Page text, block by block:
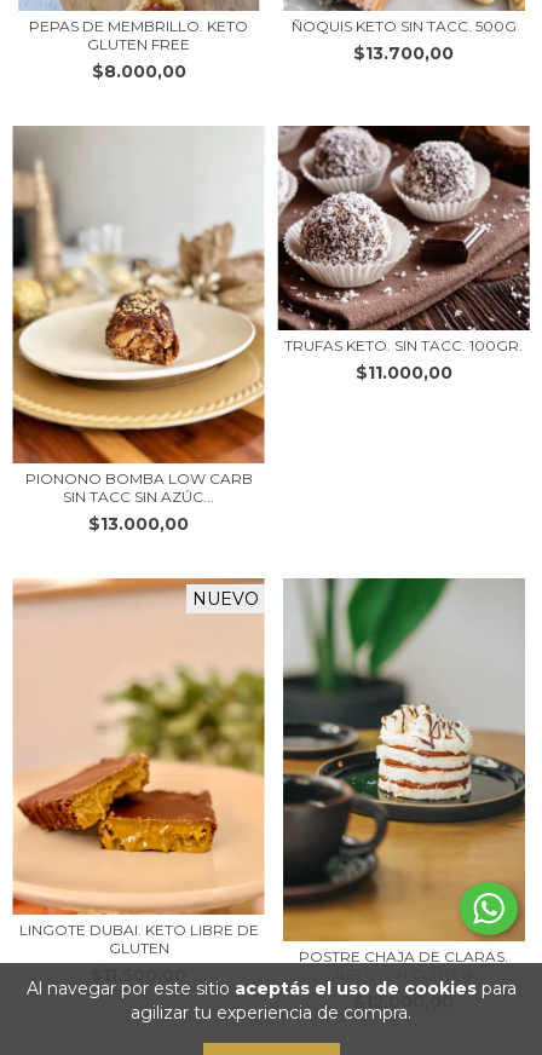
Al navegar por este sitio aceptás el uso de cookiespara
agilizar tu experiencia de compra.
PEPAS DE MEMBRILLO. KETO
GLUTEN FREE
$8.000,00
ÑOQUIS KETO SIN TACC. 500G
$13.700,00
PIONONO BOMBA LOW CARB
SIN TACC SIN AZÚC...
$13.000,00
TRUFAS KETO. SIN TACC. 100GR.
$11.000,00
NUEVO
LINGOTE DUBAI. KETO LIBRE DE
GLUTEN
POSTRE CHAJA DE CLARAS.
$12.000,00